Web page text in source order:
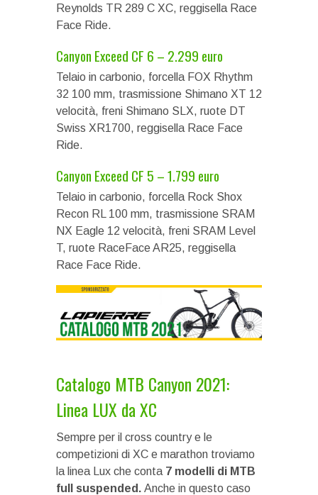
Reynolds TR 289 C XC, reggisella Race
Face Ride.
Canyon Exceed CF 6 – 2.299 euro
Telaio in carbonio, forcella FOX Rhythm
32 100 mm, trasmissione Shimano XT 12
velocità, freni Shimano SLX, ruote DT
Swiss XR1700, reggisella Race Face
Ride.
Canyon Exceed CF 5 – 1.799 euro
Telaio in carbonio, forcella Rock Shox
Recon RL 100 mm, trasmissione SRAM
NX Eagle 12 velocità, freni SRAM Level
T, ruote RaceFace AR25, reggisella
Race Face Ride.
Catalogo MTB Canyon 2021:
Linea LUX da XC
Sempre per il cross country e le
competizioni di XC e marathon troviamo
la linea Lux che conta 7 modelli di MTB
full suspended. Anche in questo caso